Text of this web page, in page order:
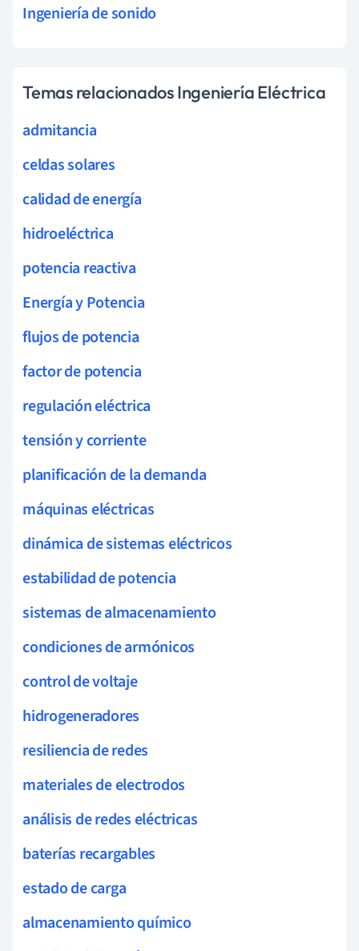
Ingeniería de sonido
Temas relacionados Ingeniería Eléctrica
admitancia
celdas solares
calidad de energía
hidroeléctrica
potencia reactiva
Energía y Potencia
flujos de potencia
factor de potencia
regulación eléctrica
tensión y corriente
planificación de la demanda
máquinas eléctricas
dinámica de sistemas eléctricos
estabilidad de potencia
sistemas de almacenamiento
condiciones de armónicos
control de voltaje
hidrogeneradores
resiliencia de redes
materiales de electrodos
análisis de redes eléctricas
baterías recargables
estado de carga
almacenamiento químico